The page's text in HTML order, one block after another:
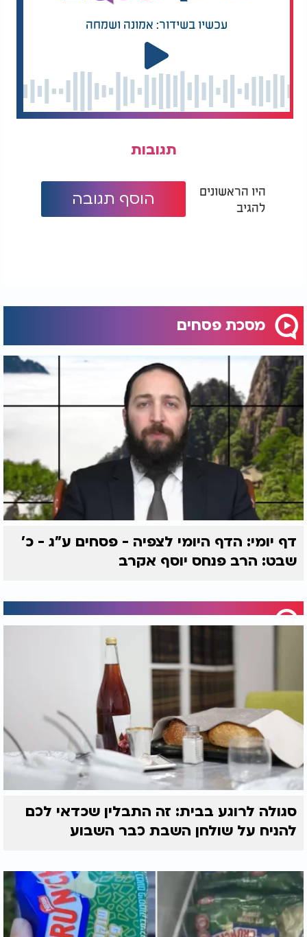
עכשיו בשידור: אמונה ושמחה
תגובות
היו הראשונים
להגיב
הוסף תגובה
מסכת פסחים
דף יומי: הדף היומי לצפיה - פסחים ע"ג - כ'
שבט: הרב פנחס יוסף אקרב
סגולה לרוגע בבית: זה התבלין שכדאי לכם
להניח על שולחן השבת כבר השבוע